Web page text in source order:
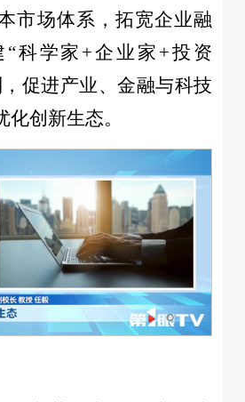
市场体系，拓宽企业融
“科学家+企业家+投资
促进产业、金融与科技
创新生态。